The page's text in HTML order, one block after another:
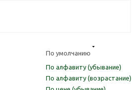
По умолчанию
По алфавиту (убывание)
По алфавиту (возрастание)